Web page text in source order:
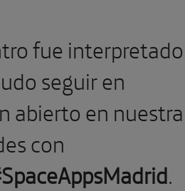
fue interpretado
seguir en
abierto en nuestra
con
.